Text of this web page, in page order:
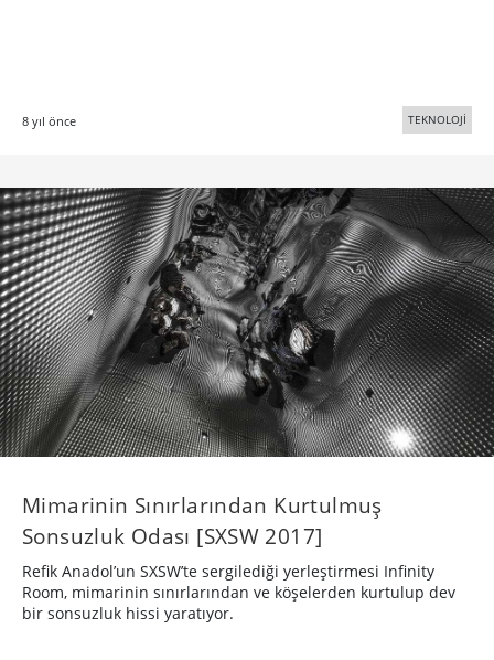
8 yıl önce TEKNOLOJİ
Mimarinin Sınırlarından Kurtulmuş
Sonsuzluk Odası [SXSW 2017]
Refik Anadol’un SXSW’te sergilediği yerleştirmesi Infinity
Room, mimarinin sınırlarından ve köşelerden kurtulup dev
bir sonsuzluk hissi yaratıyor.